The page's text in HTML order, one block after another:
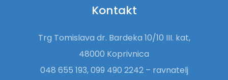
Kontakt
Trg Tomislava dr. Bardeka 10/10 III. kat,
48000 Koprivnica
048 655 193, 099 490 2242 – ravnatelj